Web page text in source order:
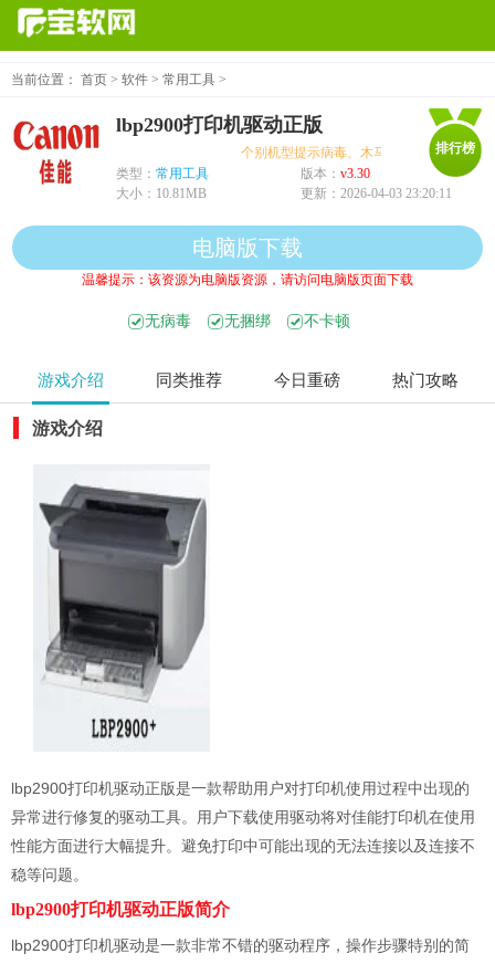
当前位置： 首页 > 软件 > 常用工具 >
排行榜
lbp2900打印机驱动正版
个别机型提示病毒、木马、危险，均为误报可
类型： 常用工具 版本： v3.30
大小： 10.81MB 更新： 2026-04-03 23:20:11
电脑版下载
温馨提示：该资源为电脑版资源，请访问电脑版页面下载
无病毒 无捆绑 不卡顿
游戏介绍 同类推荐 今日重磅 热门攻略
游戏介绍
lbp2900打印机驱动正版是一款帮助用户对打印机使用过程中出现的
异常进行修复的驱动工具。用户下载使用驱动将对佳能打印机在使用
性能方面进行大幅提升。避免打印中可能出现的无法连接以及连接不
稳等问题。
lbp2900打印机驱动正版简介
lbp2900打印机驱动是一款非常不错的驱动程序，操作步骤特别的简